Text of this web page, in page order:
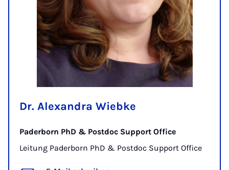
Dr. Alexandra Wiebke
Paderborn PhD & Postdoc Support Office
Leitung Paderborn PhD & Postdoc Support Office